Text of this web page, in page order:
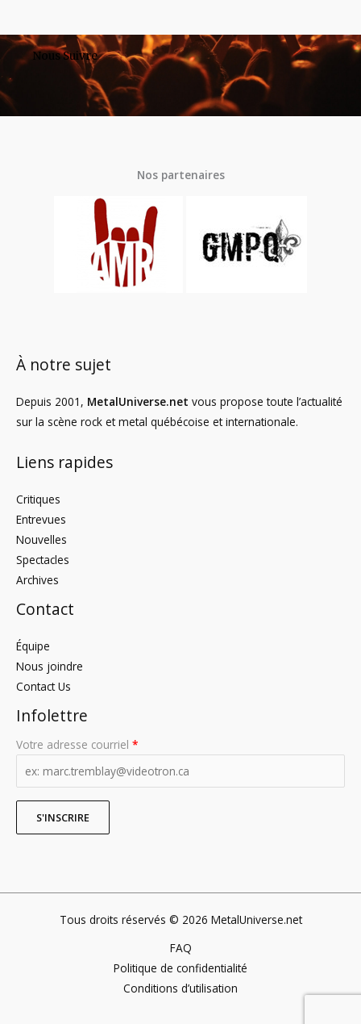
Nous Suivre
Nos partenaires
À notre sujet
Depuis 2001, MetalUniverse.net vous propose toute l’actualité
sur la scène rock et metal québécoise et internationale.
Liens rapides
Critiques
Entrevues
Nouvelles
Spectacles
Archives
Contact
Équipe
Nous joindre
Contact Us
Infolettre
Votre adresse courriel *
Tous droits réservés © 2026 MetalUniverse.net
FAQ
Politique de confidentialité
Conditions d’utilisation